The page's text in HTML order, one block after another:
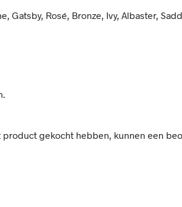
Gatsby, Rosé, Bronze, Ivy, Albaster,
gekocht hebben, kunnen een